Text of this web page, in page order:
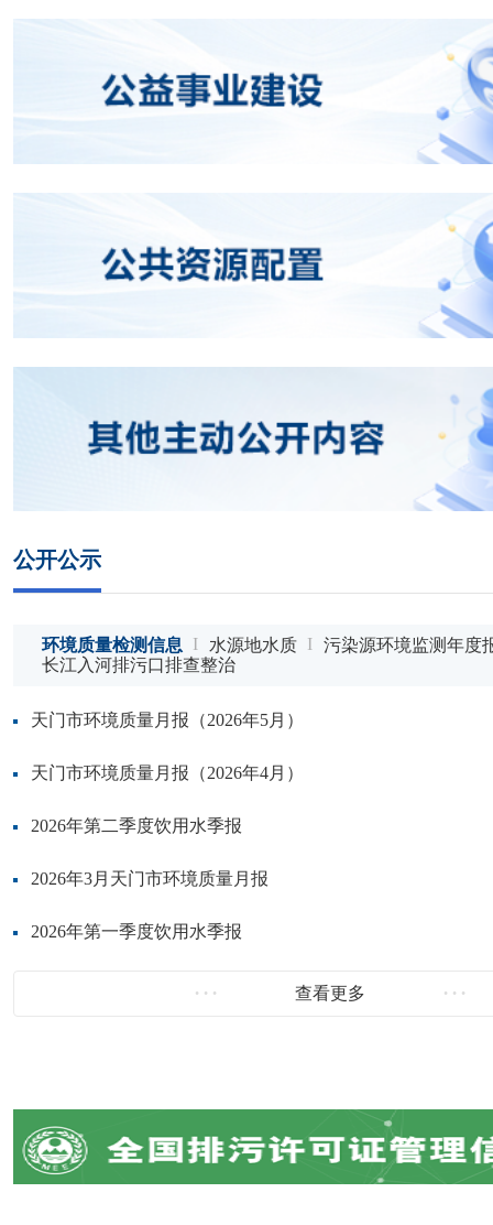
公开公示
环境质量检测信息 水源地水质
污染源环境监测年度
长江入河排污口排查整治
天门市环境质量月报（2026年5月）
天门市环境质量月报（2026年4月）
2026年第二季度饮用水季报
2026年3月天门市环境质量月报
2026年第一季度饮用水季报
查看更多